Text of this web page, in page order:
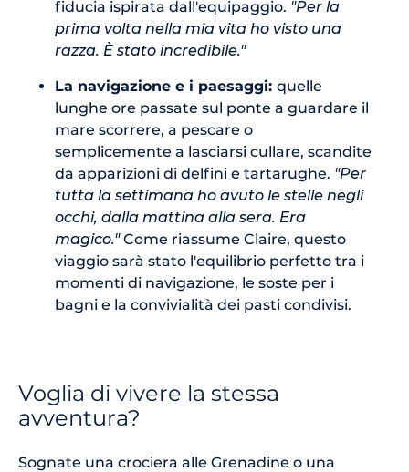
fiducia ispirata dall'equipaggio. "Per la
prima volta nella mia vita ho visto una
razza. È stato incredibile."
La navigazione e i paesaggi: quelle
lunghe ore passate sul ponte a guardare il
mare scorrere, a pescare o
semplicemente a lasciarsi cullare, scandite
da apparizioni di delfini e tartarughe. "Per
tutta la settimana ho avuto le stelle negli
occhi, dalla mattina alla sera. Era
magico."Come riassume Claire, questo
viaggio sarà stato l'equilibrio perfetto tra i
momenti di navigazione, le soste per i
bagni e la convivialità dei pasti condivisi.
Voglia di vivere la stessa
avventura?
Sognate una crociera alle Grenadine o una